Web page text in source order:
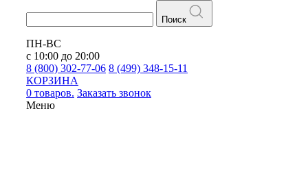
Поиск
ПН-ВС
с 10:00 до 20:00
8 (800) 302-77-06 8 (499) 348-15-11
КОРЗИНА
0 товаров. Заказать звонок
Меню